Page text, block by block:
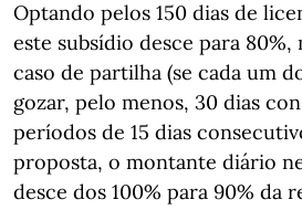
Optando pelos 150 dias de
este subsídio desce para 80%,
caso de partilha (se cada um
gozar, pelo menos, 30 dias
períodos de 15 dias
proposta, o montante diário
desce dos 100% para 90% da